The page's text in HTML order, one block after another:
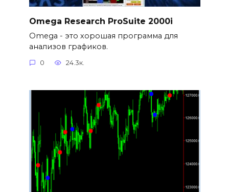
Omega Research ProSuite 2000i
Omega - это хорошая программа для
анализов графиков.
0 24.3к.